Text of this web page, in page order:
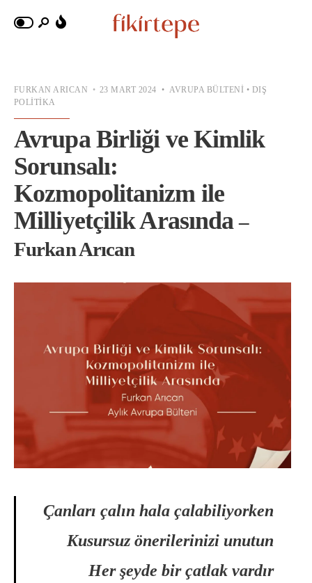
FURKAN ARICAN • 23 MART 2024 • AVRUPA BÜLTENI • DIŞ
POLITIKA
Avrupa Birliği ve Kimlik
Sorunsalı:
Kozmopolitanizm ile
Milliyetçilik Arasında–
Furkan Arıcan
Çanları çalın hala çalabiliyorken
Kusursuz önerilerinizi unutun
Her şeyde bir çatlak vardır